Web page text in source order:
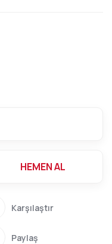
HEMEN AL
Karşılaştır
Paylaş